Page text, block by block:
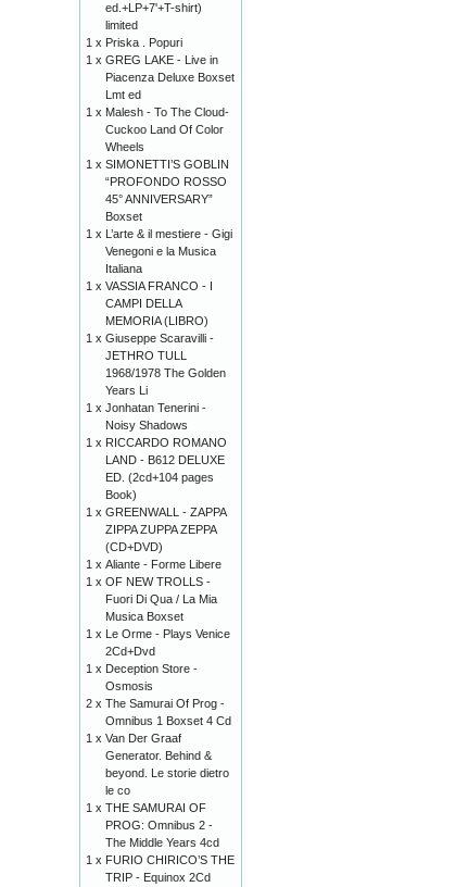
ed.+LP+7'+T-shirt)
limited
1 x Priska . Popuri
1 x GREG LAKE - Live in
Piacenza Deluxe Boxset
Lmt ed
1 x Malesh - To The Cloud-
Cuckoo Land Of Color
Wheels
1 x SIMONETTI’S GOBLIN
“PROFONDO ROSSO
45° ANNIVERSARY”
Boxset
1 x L’arte & il mestiere - Gigi
Venegoni e la Musica
Italiana
1 x VASSIA FRANCO - I
CAMPI DELLA
MEMORIA (LIBRO)
1 x Giuseppe Scaravilli -
JETHRO TULL
1968/1978 The Golden
Years Li
1 x Jonhatan Tenerini -
Noisy Shadows
1 x RICCARDO ROMANO
LAND - B612 DELUXE
ED. (2cd+104 pages
Book)
1 x GREENWALL - ZAPPA
ZIPPA ZUPPA ZEPPA
(CD+DVD)
1 x Aliante - Forme Libere
1 x OF NEW TROLLS -
Fuori Di Qua / La Mia
Musica Boxset
1 x Le Orme - Plays Venice
2Cd+Dvd
1 x Deception Store -
Osmosis
2 x The Samurai Of Prog -
Omnibus 1 Boxset 4 Cd
1 x Van Der Graaf
Generator. Behind &
beyond. Le storie dietro
le co
1 x THE SAMURAI OF
PROG: Omnibus 2 -
The Middle Years 4cd
1 x FURIO CHIRICO’S THE
TRIP - Equinox 2Cd